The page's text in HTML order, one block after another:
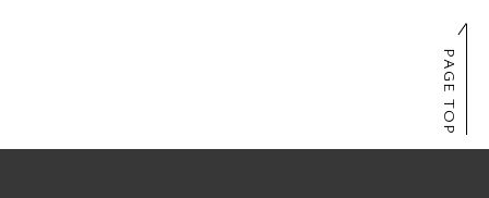
PAGE TOP